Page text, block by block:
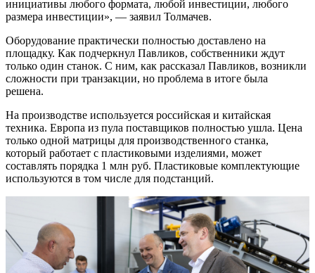
инициативы любого формата, любой инвестиции, любого
размера инвестиции», — заявил Толмачев.
Оборудование практически полностью доставлено на
площадку. Как подчеркнул Павликов, собственники ждут
только один станок. С ним, как рассказал Павликов, возникли
сложности при транзакции, но проблема в итоге была
решена.
На производстве используется российская и китайская
техника. Европа из пула поставщиков полностью ушла. Цена
только одной матрицы для производственного станка,
который работает с пластиковыми изделиями, может
составлять порядка 1 млн руб. Пластиковые комплектующие
используются в том числе для подстанций.